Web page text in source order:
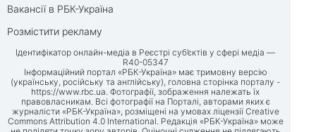
Вакансії в РБК-Україна
Розмістити рекламу
Ідентифікатор онлайн-медіа в Реєстрі суб’єктів у сфері медіа —
R40-05347
Інформаційний портал «РБК-Україна» має тримовну версію
(українську, російську та англійську), головна сторінка порталу -
https://www.rbc.ua. Фотографії, зображення належать їх
правовласникам. Всі фотографії на Порталі, авторами яких є
журналісти «РБК-Україна», розміщені на умовах ліцензії Creative
Commons Attribution 4.0 International. Редакція «РБК-Україна» може